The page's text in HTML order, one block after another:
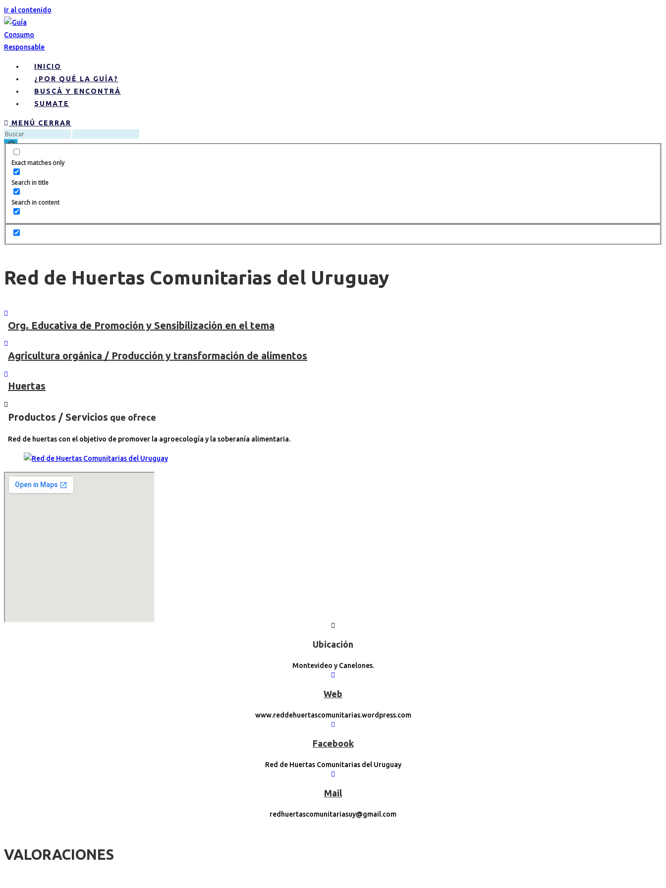
Ir al contenido
INICIO
¿POR QUÉ LA GUÍA?
BUSCÁ Y ENCONTRÁ
SUMATE
MENÚ CERRAR
Exact matches only
Search in title
Search in content
Red de Huertas Comunitarias del Uruguay
Org. Educativa de Promoción y Sensibilización en el tema
Agricultura orgánica / Producción y transformación de alimentos
Huertas
Productos / Servicios que ofrece
Red de huertas con el objetivo de promover la agroecología y la soberanía alimentaria.
Ubicación
Montevideo y Canelones.
Web
www.reddehuertascomunitarias.wordpress.com
Facebook
Red de Huertas Comunitarias del Uruguay
Mail
redhuertascomunitariasuy@gmail.com
VALORACIONES